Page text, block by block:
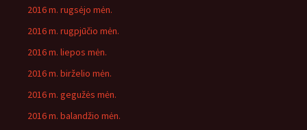
2016 m. rugsėjo mėn.
2016 m. rugpjūčio mėn.
2016 m. liepos mėn.
2016 m. birželio mėn.
2016 m. gegužės mėn.
2016 m. balandžio mėn.